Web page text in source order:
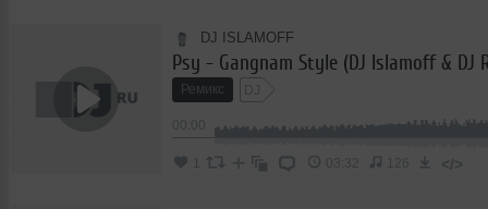
DJ ISLAMOFF
Ремикс DJ
03:32 126 </>